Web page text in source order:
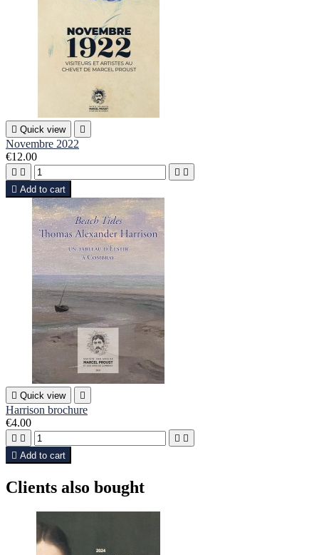
 Quick view 
Novembre 2022
€12.00
   
 Add to cart
 Quick view 
Harrison brochure
€4.00
   
 Add to cart
Clients also bought